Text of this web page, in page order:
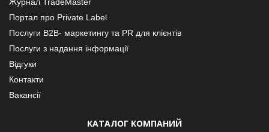
Портал про Private Label
Послуги В2В- маркетингу та PR для клієнтів
Послуги з надання інформації
Відгуки
Контакти
Вакансії
КАТАЛОГ КОМПАНИЙ